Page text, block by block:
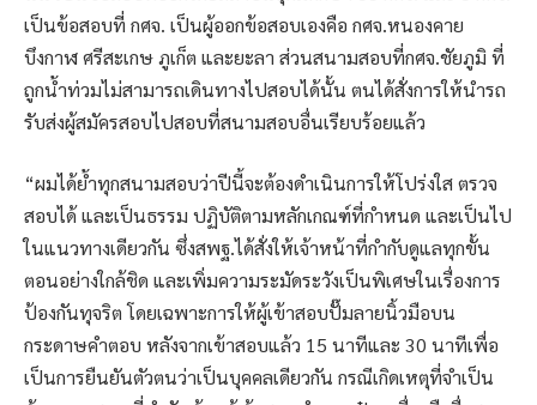
เป็นข้อสอบที่ กศจ. เป็นผู้ออกข้อสอบเองคือ กศจ.หนองคาย
บึงกาฬ ศรีสะเกษ ภูเก็ต และยะลา ส่วนสนามสอบที่กศจ.ชัยภูมิ ที่
ถูกน้ำท่วมไม่สามารถเดินทางไปสอบได้นั้น ตนได้สั่งการให้นำรถ
รับส่งผู้สมัครสอบไปสอบที่สนามสอบอื่นเรียบร้อยแล้ว
“ผมได้ย้ำทุกสนามสอบว่าปีนี้จะต้องดำเนินการให้โปร่งใส ตรวจ
สอบได้ และเป็นธรรม ปฏิบัติตามหลักเกณฑ์ที่กำหนด และเป็นไป
ในแนวทางเดียวกัน ซึ่งสพฐ.ได้สั่งให้เจ้าหน้าที่กำกับดูแลทุกขั้น
ตอนอย่างใกล้ชิด และเพิ่มความระมัดระวังเป็นพิเศษในเรื่องการ
ป้องกันทุจริต โดยเฉพาะการให้ผู้เข้าสอบปั๊มลายนิ้วมือบน
กระดาษคำตอบ หลังจากเข้าสอบแล้ว 15 นาทีและ 30 นาทีเพื่อ
เป็นการยืนยันตัวตนว่าเป็นบุคคลเดียวกัน กรณีเกิดเหตุที่จำเป็น